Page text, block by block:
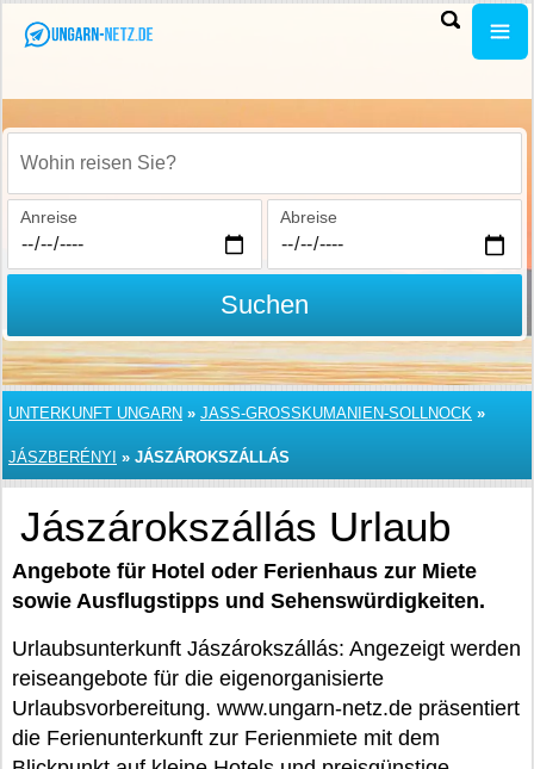
Wohin reisen Sie?
Anreise Abreise
Suchen
UNTERKUNFT UNGARN » JASS-GROSSKUMANIEN-SOLLNOCK »
JÁSZBERÉNYI » JÁSZÁROKSZÁLLÁS
Jászárokszállás Urlaub
Angebote für Hotel oder Ferienhaus zur Miete
sowie Ausflugstipps und Sehenswürdigkeiten.
Urlaubsunterkunft Jászárokszállás: Angezeigt werden
reiseangebote für die eigenorganisierte
Urlaubsvorbereitung. www.ungarn-netz.de präsentiert
die Ferienunterkunft zur Ferienmiete mit dem